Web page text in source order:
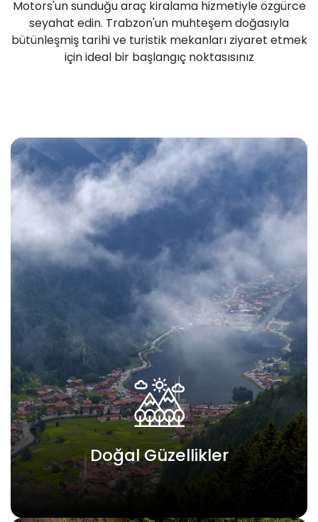
Motors'un sunduğu araç kiralama hizmetiyle özgürce
seyahat edin. Trabzon'un muhteşem doğasıyla
bütünleşmiş tarihi ve turistik mekanları ziyaret etmek
için ideal bir başlangıç noktasısınız
Doğal Güzellikler